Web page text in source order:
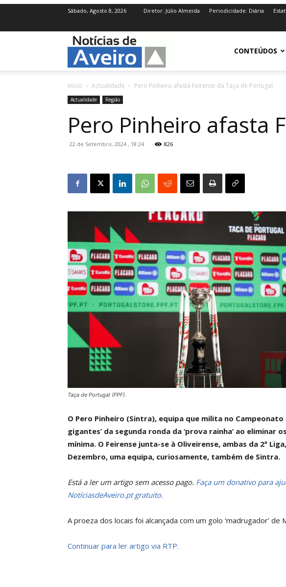
Sábado, Agosto 8, 2026 Diretor: Júlio Almeida Periodicidade: Diária
NotíciasdeAveiro.ptCONTEÚDOS
Início Actualidade Pero Pinheiro afasta Feirense da Taça de Portugal
Actualidade Região
Pero Pinheiro afasta
22 de Setembro, 2024 , 18:24 826
Taça de Portugal (FPF).
O Pero Pinheiro (Sintra), equipa que milita no
gigantes’ da segunda ronda da ‘prova rainha’ ao eliminar
mínima. O Feirense junta-se à Oliveirense, ambas da 2ª
Dezembro, uma equipa, curiosamente, também de Sintra.
Está a ler um artigo sem acesso pago. Faça um donativo para
NotíciasdeAveiro.pt gratuito.
A proeza dos locais foi alcançada com um golo ‘madrugador’ de
Continuar para ler artigo via RTP.